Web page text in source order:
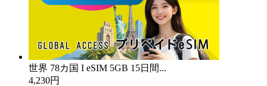
世界 78カ国 I eSIM 5GB 15日間...
4,230円